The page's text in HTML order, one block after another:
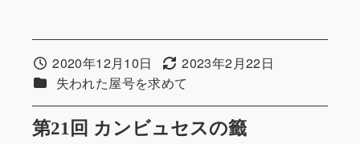
第21回 カンビュセスの籤
投稿日2020年12月10日 更新日2023年2月22日
カテゴリー
失われた屋号を求めて